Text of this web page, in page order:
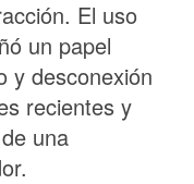
El uso
un papel
y desconexión
recientes y
una